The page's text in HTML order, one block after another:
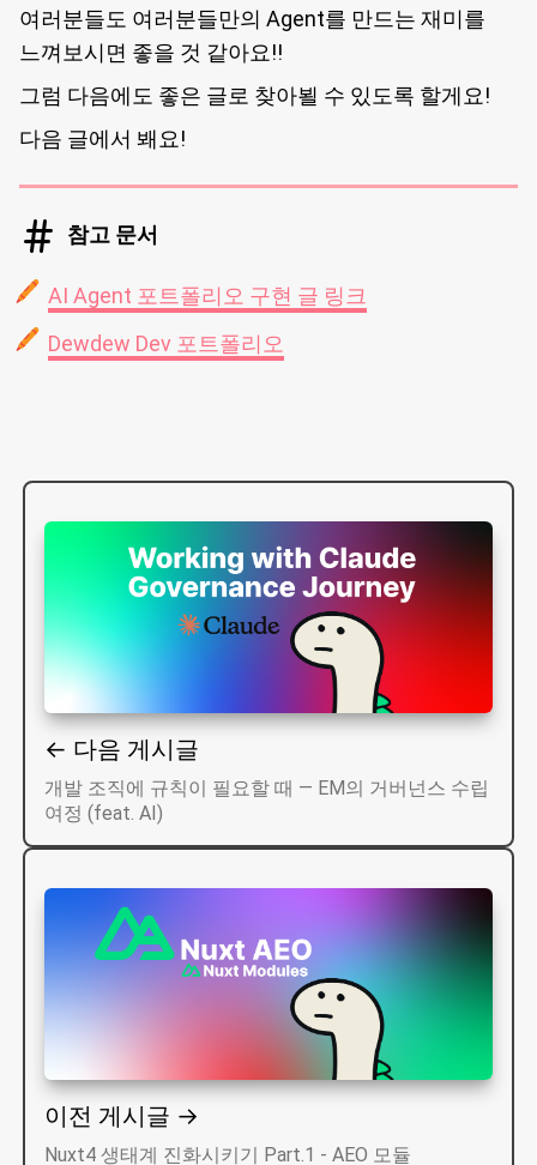
여러분들도 여러분들만의 Agent를 만드는 재미를
느껴보시면 좋을 것 같아요!!
그럼 다음에도 좋은 글로 찾아뵐 수 있도록 할게요!
다음 글에서 봬요!
참고 문서
AI Agent 포트폴리오 구현 글 링크
Dewdew Dev 포트폴리오
← 다음 게시글
개발 조직에 규칙이 필요할 때 — EM의 거버넌스 수립
여정 (feat. AI)
이전 게시글 →
Nuxt4 생태계 진화시키기 Part.1 - AEO 모듈